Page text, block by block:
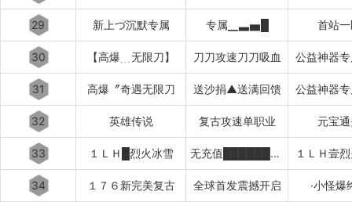
29 新上づ沉默专属 专属▁▃▅█ 首站
30 【高爆﹍无限刀】 刀刀攻速刀刀吸血 公益神器
31 高爆〞奇遇无限刀 送沙捐▲送满回馈 公益神器
32 英雄传说 复古攻速单职业 元宝
33 １ＬＨ█烈火冰雪 无充值████████████ １ＬＨ壹
34 １７６新完美复古 全球首发震撼开启 ·小怪爆